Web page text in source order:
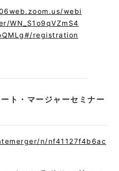
webi
WN_S1o9qVZmS4
registration
ト・マージャーセミナー
n/nf41127f4b6ac